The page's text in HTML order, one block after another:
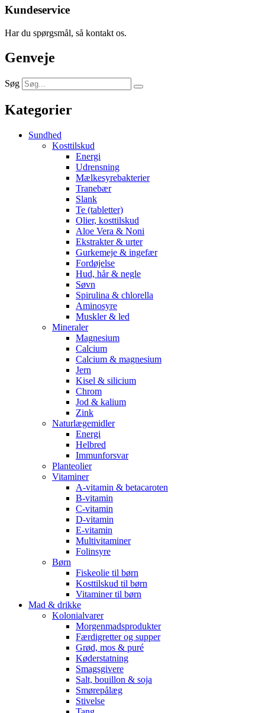
Kundeservice
Har du spørgsmål, så kontakt os.
Genveje
Søg
Kategorier
Sundhed
Kosttilskud
Energi
Udrensning
Mælkesyrebakterier
Tranebær
Slank
Te (tabletter)
Olier, kosttilskud
Aloe Vera & Noni
Ekstrakter & urter
Gurkemeje & ingefær
Fordøjelse
Hud, hår & negle
Søvn
Spirulina & chlorella
Aminosyre
Muskler & led
Mineraler
Magnesium
Calcium
Calcium & magnesium
Jern
Kisel & silicium
Chrom
Jod & kalium
Zink
Naturlægemidler
Energi
Helbred
Immunforsvar
Planteolier
Vitaminer
A-vitamin & betacaroten
B-vitamin
C-vitamin
D-vitamin
E-vitamin
Multivitaminer
Folinsyre
Børn
Fiskeolie til børn
Kosttilskud til børn
Vitaminer til børn
Mad & drikke
Kolonialvarer
Morgenmadsprodukter
Færdigretter og supper
Grød, mos & puré
Køderstatning
Smagsgivere
Salt, bouillon & soja
Smørepålæg
Stivelse